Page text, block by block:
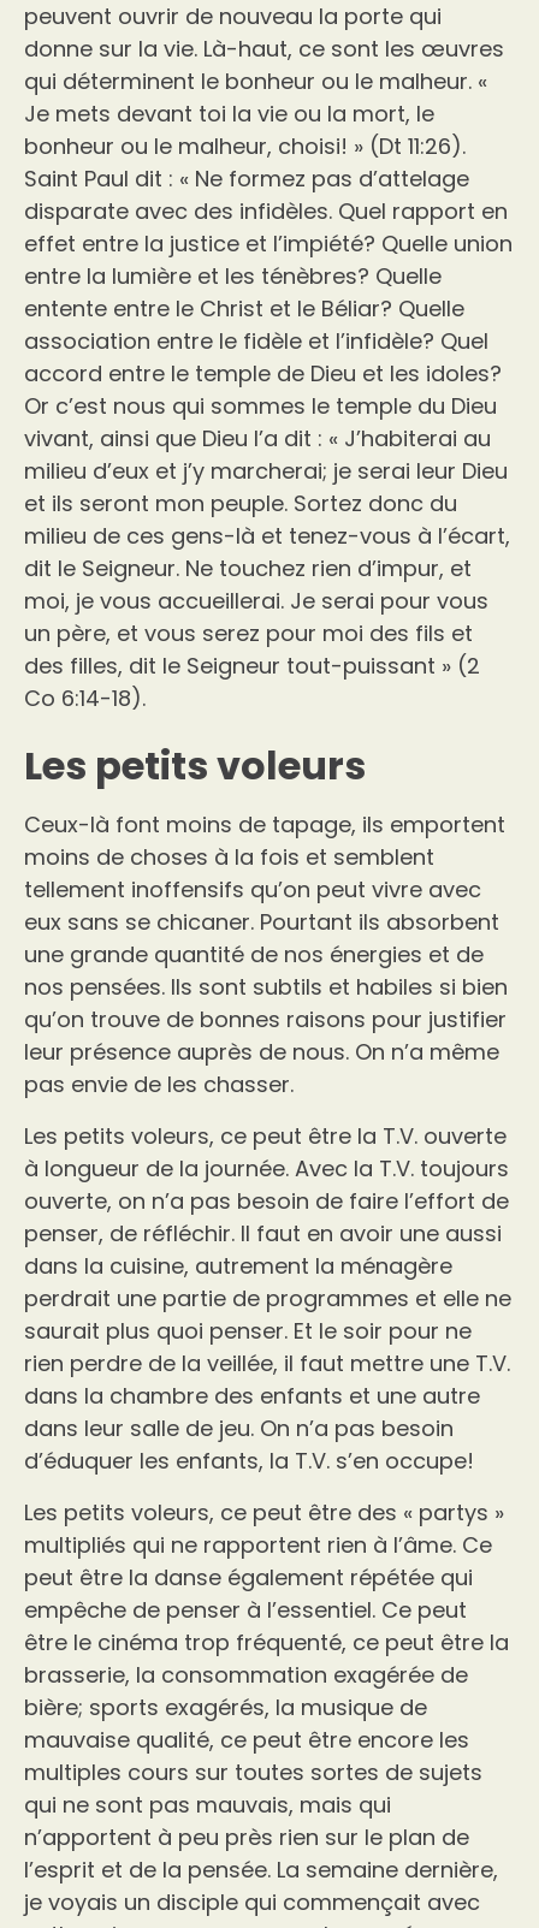
peuvent ouvrir de nouveau la porte qui
donne sur la vie. Là-haut, ce sont les œuvres
qui déterminent le bonheur ou le malheur. «
Je mets devant toi la vie ou la mort, le
bonheur ou le malheur, choisi! » (Dt 11:26).
Saint Paul dit : « Ne formez pas d’attelage
disparate avec des infidèles. Quel rapport en
effet entre la justice et l’impiété? Quelle union
entre la lumière et les ténèbres? Quelle
entente entre le Christ et le Béliar? Quelle
association entre le fidèle et l’infidèle? Quel
accord entre le temple de Dieu et les idoles?
Or c’est nous qui sommes le temple du Dieu
vivant, ainsi que Dieu l’a dit : « J’habiterai au
milieu d’eux et j’y marcherai; je serai leur Dieu
et ils seront mon peuple. Sortez donc du
milieu de ces gens-là et tenez-vous à l’écart,
dit le Seigneur. Ne touchez rien d’impur, et
moi, je vous accueillerai. Je serai pour vous
un père, et vous serez pour moi des fils et
des filles, dit le Seigneur tout-puissant » (2
Co 6:14-18).
Les petits voleurs
Ceux-là font moins de tapage, ils emportent
moins de choses à la fois et semblent
tellement inoffensifs qu’on peut vivre avec
eux sans se chicaner. Pourtant ils absorbent
une grande quantité de nos énergies et de
nos pensées. Ils sont subtils et habiles si bien
qu’on trouve de bonnes raisons pour justifier
leur présence auprès de nous. On n’a même
pas envie de les chasser.
Les petits voleurs, ce peut être la T.V. ouverte
à longueur de la journée. Avec la T.V. toujours
ouverte, on n’a pas besoin de faire l’effort de
penser, de réfléchir. Il faut en avoir une aussi
dans la cuisine, autrement la ménagère
perdrait une partie de programmes et elle ne
saurait plus quoi penser. Et le soir pour ne
rien perdre de la veillée, il faut mettre une T.V.
dans la chambre des enfants et une autre
dans leur salle de jeu. On n’a pas besoin
d’éduquer les enfants, la T.V. s’en occupe!
Les petits voleurs, ce peut être des « partys »
multipliés qui ne rapportent rien à l’âme. Ce
peut être la danse également répétée qui
empêche de penser à l’essentiel. Ce peut
être le cinéma trop fréquenté, ce peut être la
brasserie, la consommation exagérée de
bière; sports exagérés, la musique de
mauvaise qualité, ce peut être encore les
multiples cours sur toutes sortes de sujets
qui ne sont pas mauvais, mais qui
n’apportent à peu près rien sur le plan de
l’esprit et de la pensée. La semaine dernière,
je voyais un disciple qui commençait avec